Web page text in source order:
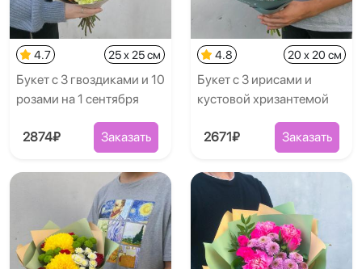
4.7 25 x 25 см
Букет с 3 гвоздиками и 10
розами на 1 сентября
2874₽ Заказать
4.8 20 x 20 см
Букет с 3 ирисами и
кустовой хризантемой
2671₽ Заказать